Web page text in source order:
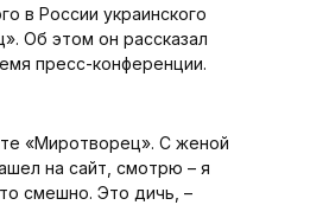
в России украинского
Об этом он рассказал
пресс-конференции.
«Миротворец». С женой
на сайт, смотрю – я
смешно. Это дичь, –